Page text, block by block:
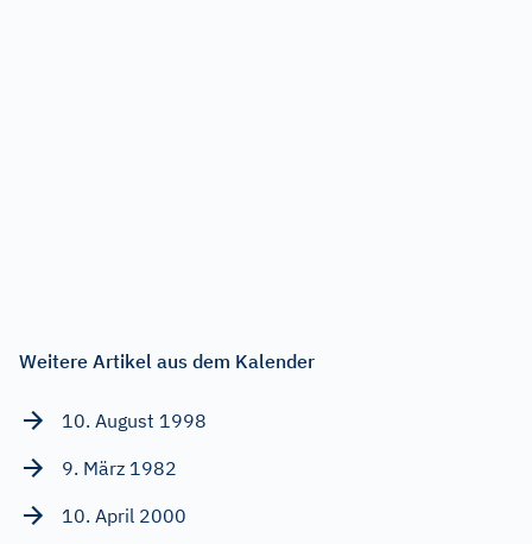
Weitere Artikel aus dem Kalender
10. August 1998
9. März 1982
10. April 2000